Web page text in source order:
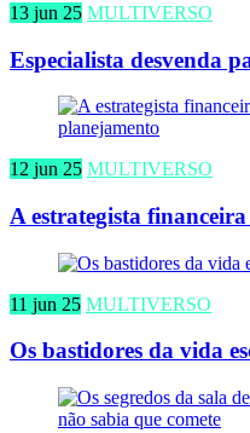
13 jun 25 MULTIVERSO
Especialista desvenda
12 jun 25 MULTIVERSO
A estrategista
11 jun 25 MULTIVERSO
Os bastidores da vida